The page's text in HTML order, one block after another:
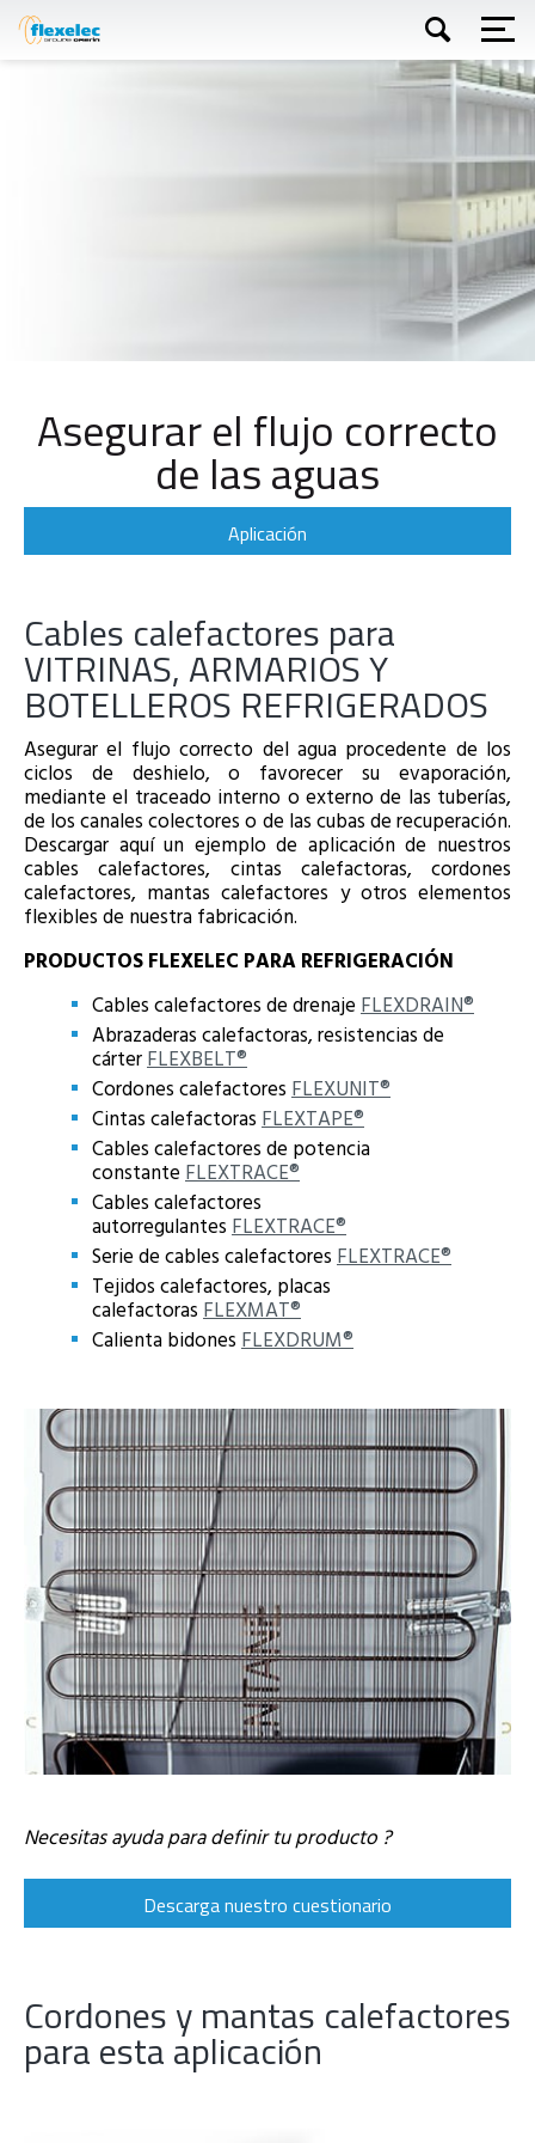
Skip
to
Buscar
Asegurar el flujo correcto
de las aguas
Aplicación
Cables calefactores para
VITRINAS, ARMARIOS Y
BOTELLEROS REFRIGERADOS
Asegurar el flujo correcto del agua procedente de los
ciclos de deshielo, o favorecer su evaporación,
mediante el traceado interno o externo de las tuberías,
de los canales colectores o de las cubas de recuperación.
Descargar aquí un ejemplo de aplicación de nuestros
cables calefactores, cintas calefactoras, cordones
calefactores, mantas calefactores y otros elementos
flexibles de nuestra fabricación.
PRODUCTOS FLEXELEC PARA REFRIGERACIÓN
Cables calefactores de drenaje FLEXDRAIN®
Abrazaderas calefactoras, resistencias de
cárter FLEXBELT®
Cordones calefactores FLEXUNIT®
Cintas calefactoras FLEXTAPE®
Cables calefactores de potencia
constante FLEXTRACE®
Cables calefactores
autorregulantes FLEXTRACE®
Serie de cables calefactores FLEXTRACE®
Tejidos calefactores, placas
calefactoras FLEXMAT®
Calienta bidones FLEXDRUM®
x
Necesitas ayuda para definir tu producto ?
Descarga nuestro cuestionario
Cordones y mantas calefactores
para esta aplicación